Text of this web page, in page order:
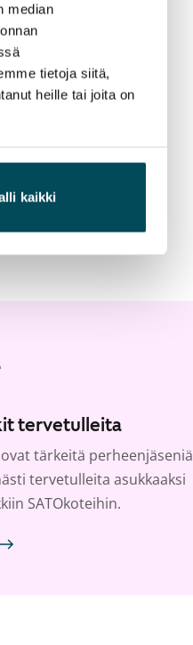
median
tietoja siitä,
heille tai joita on
kaikki
tervetulleita
tärkeitä perheenjäseniä
tervetulleita asukkaaksi
SATOkoteihin.